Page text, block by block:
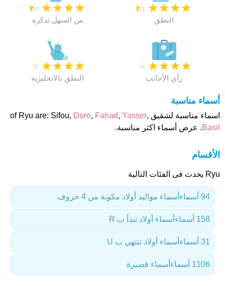
★
★
★
★
★
من السهل تذكره
★
★
★
★
★
النطق
★
★
★
★
النطق بالانجليزية
★
★
★
★
رأي الأجانب
أسماء مناسبة
اسماء مناسبة لشقيق of Ryu are: Sifou, Doro, Fahad, Yasser,
Basil. عرض أسماء اكثر مناسبة.
الأقسام
Ryu يحدث فى الفئات التالية
أسماء مواليد أولاد مكونة من 4 حروف 94 أسماء
أسماء أولاد تبدأ ب R 158 أسماء
أسماء أولاد تنتهي ب U 31 أسماء
أسماء قصيرة 1106 أسماء